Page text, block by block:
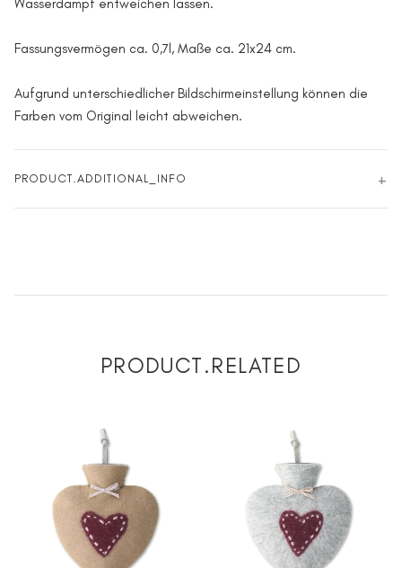
Wasserdampf entweichen lassen.
Fassungsvermögen ca. 0,7l, Maße ca. 21x24 cm.
Aufgrund unterschiedlicher Bildschirmeinstellung können die
Farben vom Original leicht abweichen.
PRODUCT.ADDITIONAL_INFO
PRODUCT.RELATED